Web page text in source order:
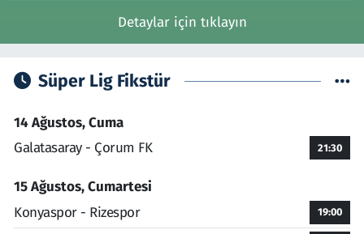
Detaylar için tıklayın
Süper Lig Fikstür
14 Ağustos, Cuma
Galatasaray - Çorum FK
21:30
15 Ağustos, Cumartesi
Konyaspor - Rizespor
19:00